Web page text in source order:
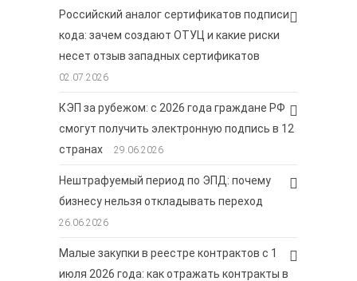
Российский аналог сертификатов подписи
кода: зачем создают ОТУЦ и какие риски
несет отзыв западных сертификатов
02.07.2026
КЭП за рубежом: с 2026 года граждане РФ
смогут получить электронную подпись в 12
странах
29.06.2026
Нештрафуемый период по ЭПД: почему
бизнесу нельзя откладывать переход
26.06.2026
Малые закупки в реестре контрактов с 1
июля 2026 года: как отражать контракты в